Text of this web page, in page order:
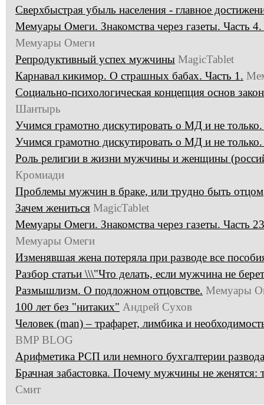
Сверхбыстрая убыль населения - главное
Мемуары Омеги. Знакомства через газеты. Часть
Мемуары Омеги
Репродуктивный успех мужчины MagicTablet
Карнавал кикимор. О страшных бабах. Часть 1.
Социально-психологическая концепция основ
Шантырь
Учимся грамотно дискутировать о МД и не только.
Учимся грамотно дискутировать о МД и не только.
Роль религии в жизни мужчины и женщины
Кромиади
Проблемы мужчин в браке, или трудно быть отцом
Зачем жениться MagicTablet
Мемуары Омеги. Знакомства через газеты. Часть
Мемуары Омеги
Изменявшая жена потеряла при разводе все
Разбор статьи \\\"Что делать, если мужчина не
Размышлизм. О подложном отцовстве. Мемуары
100 лет без "нитаких" Андрей Сухов
Человек (man) – трафарет, лимбика и
BMP BLOG
Арифметика РСП или немного бухгалтерии
Брачная забастовка. Почему мужчины не женятся:
Смит